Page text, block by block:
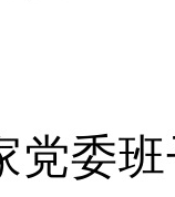
党委